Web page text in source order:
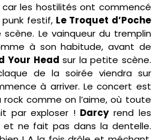
les hostilités ont commencé
festif, Le Troquet d’Poche
Le vainqueur du tremplin
à son habitude, avant de
Your Head sur la petite scène.
de la soirée viendra sur
à arriver. Le concert est
comme on l’aime, où toute
par exploser ! Darcyrend les
ne fait pas dans la dentelle.